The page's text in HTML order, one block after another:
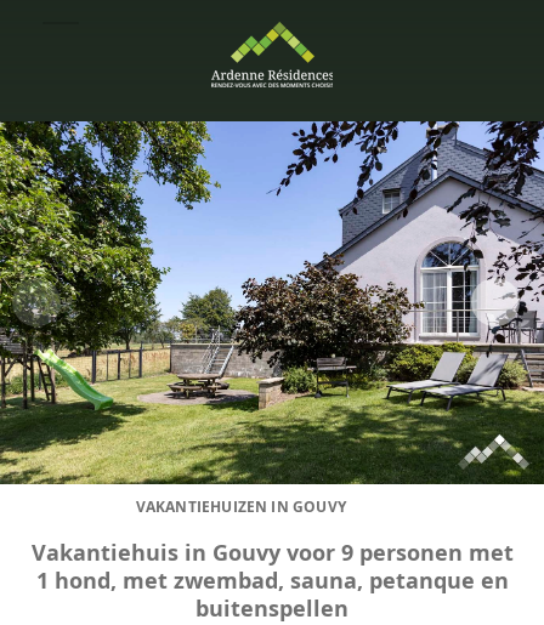
VAKANTIEHUIZEN IN GOUVY
Vakantiehuis in Gouvy voor 9 personen met
1 hond, met zwembad, sauna, petanque en
buitenspellen